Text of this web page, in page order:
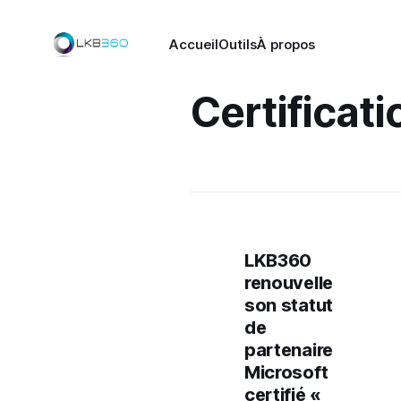
AccueilOutilsÀ propos
LKB360
renouvelle
son statut
de
partenaire
Microsoft
certifié «